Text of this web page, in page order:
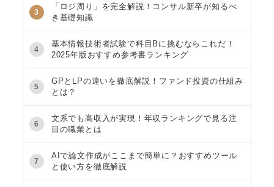
3
「ロジ周り」を完全解説！コンサル新卒が知るべ
き基礎知識
4
基本情報技術者試験で科目Bに挑むならこれだ！
2025年版おすすめ参考書ランキング
5
GPとLPの違いを徹底解説！ファンド投資の仕組み
とは？
6
文系でも高収入が実現！年収ランキングで見る注
目の職業とは
7
AIで論文作成がここまで簡単に？おすすめツール
と使い方を徹底解説